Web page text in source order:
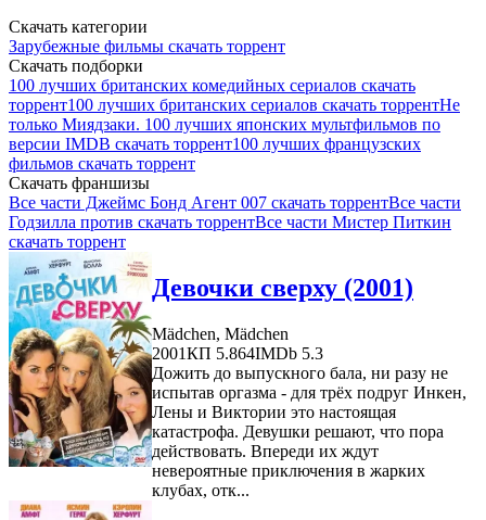
Скачать категории
Зарубежные фильмы скачать торрент
Скачать подборки
100 лучших британских комедийных сериалов скачать
торрент100 лучших британских сериалов скачать торрентНе
только Миядзаки. 100 лучших японских мультфильмов по
версии IMDB скачать торрент100 лучших французских
фильмов скачать торрент
Скачать франшизы
Все части Джеймс Бонд Агент 007 скачать торрентВсе части
Годзилла против скачать торрентВсе части Мистер Питкин
скачать торрент
Девочки сверху (2001)
Mädchen, Mädchen
2001КП 5.864IMDb 5.3
Дожить до выпускного бала, ни разу не
испытав оргазма - для трёх подруг Инкен,
Лены и Виктории это настоящая
катастрофа. Девушки решают, что пора
действовать. Впереди их ждут
невероятные приключения в жарких
клубах, отк...